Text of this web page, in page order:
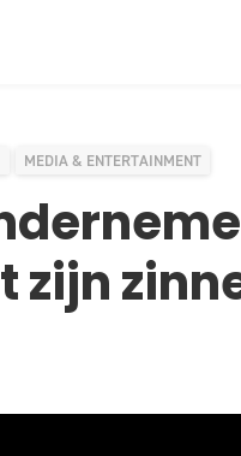
MEDIA & ENTERTAINMENT
zijn